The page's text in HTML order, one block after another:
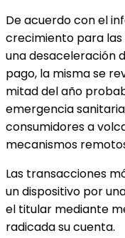
De acuerdo con el
crecimiento para
una desaceleración
pago, la misma se
mitad del año
emergencia
consumidores a
mecanismos
Las transacciones
un dispositivo por
el titular mediante
radicada su cuenta.